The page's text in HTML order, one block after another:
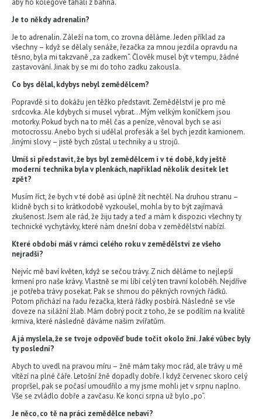
aby ho kolegové tahali z bahna.
Je to někdy adrenalin?
Je to adrenalin. Záleží na tom, co zrovna děláme. Jeden příklad za
všechny – když se dělaly senáže, řezačka za mnou jezdila opravdu na
těsno, byla mi takzvaně „za zadkem“. Člověk musel být v tempu, žádné
zastavování. Jinak by se mi do toho zadku zakousla.
Co bys dělal, kdybys nebyl zemědělcem?
Popravdě si to dokážu jen těžko představit. Zemědělství je pro mě
srdcovka. Ale kdybych si musel vybrat…Mým velkým koníčkem jsou
motorky. Pokud bych na to měl čas a peníze, věnoval bych se asi
motocrossu. Anebo bych si udělal profesák a šel bych jezdit kamionem.
Jinými slovy – jistě bych zůstal u techniky a u strojů.
Umíš si představit, že bys byl zemědělcem i v té době, kdy ještě
moderní technika byla v plenkách, například několik desítek let
zpět?
Musím říct, že bych v té době asi úplně žít nechtěl. Na druhou stranu –
klidně bych si to krátkodobě vyzkoušel, mohla by to být zajímavá
zkušenost. Jsem ale rád, že žiju tady a teď a mám k dispozici všechny ty
technické vychytávky, které nám dnešní doba v zemědělství nabízí.
Které období máš v rámci celého roku v zemědělství ze všeho
nejradši?
Nejvíc mě baví květen, když se sečou trávy. Z nich děláme to nejlepší
krmení pro naše krávy. Vlastně se mi líbí celý ten travní koloběh. Nejdříve
je potřeba trávy posekat. Pak se shrnou do pěkných rovných řádků.
Potom přichází na řadu řezačka, která řádky posbírá. Následně se vše
doveze na silážní žlab. Mám dobrý pocit z toho, že se podílím na kvalitě
krmiva, které následně dáváme našim zvířatům.
A já myslela, že se tvoje odpověď bude točit okolo žní. Jaké vůbec byly
ty poslední?
Abych to uvedl na pravou míru – žně mám taky moc rád, ale trávy u mě
vítězí na plné čáře. Letošní žně dopadly dobře. I když červenec skoro celý
propršel, pak se počasí umoudřilo a my jsme mohli jet v srpnu naplno.
Vše se zvládlo dobře a zavčasu. Ke konci srpna už bylo „po“.
Je něco, co tě na práci zemědělce nebaví?